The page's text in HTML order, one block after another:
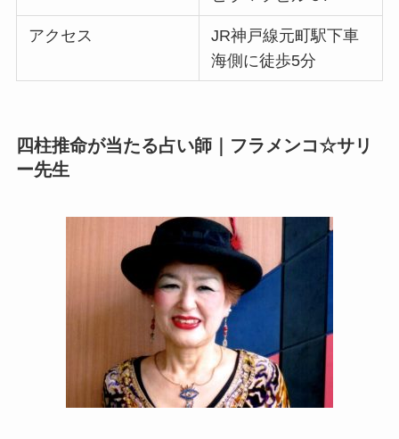
アクセス
JR神戸線元町駅下車
海側に徒歩5分
四柱推命が当たる占い師｜フラメンコ☆サリ
ー先生